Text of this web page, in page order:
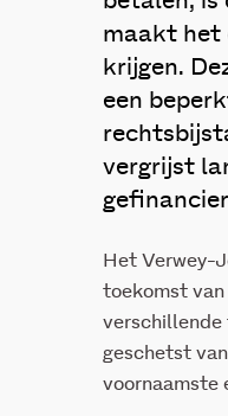
maakt het
krijgen.
een
vergrijst
Het Verwey-
toekomst
verschillende
geschetst
voornaamste